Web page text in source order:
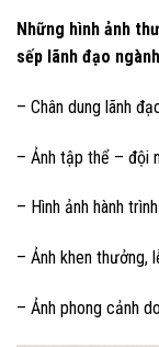
Những hình ảnh
sếp lãnh đạo
– Chân dung lãnh
– Ảnh tập thể – đội
– Hình ảnh hành
– Ảnh khen thưởng,
– Ảnh phong cảnh